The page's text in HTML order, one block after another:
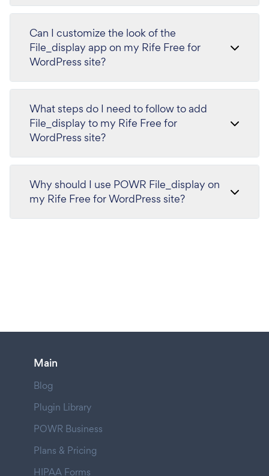
Can I customize the look of the
File_display app on my Rife Free for
WordPress site?
What steps do I need to follow to add
File_display to my Rife Free for
WordPress site?
Why should I use POWR File_display on
my Rife Free for WordPress site?
Main
Blog
Plugin Library
POWR Business
Plans & Pricing
HIPAA Forms